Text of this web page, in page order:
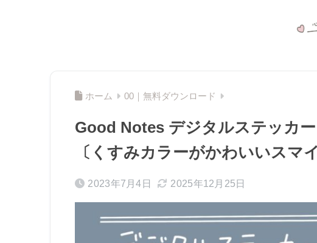
ホーム 00｜無料ダウンロード
Good Notes デジタルステッ
〔くすみカラーがかわいいスマ
2023年7月4日 2025年12月25日